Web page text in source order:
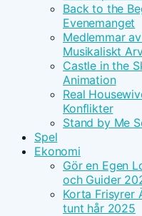
Back to the
Evenemanget
Medlemmar
Musikaliskt
Castle in the
Animation
Real
Konflikter
Stand by Me
Spel
Ekonomi
Gör en Egen
och Guider
Korta Frisyrer
tunt hår 2025